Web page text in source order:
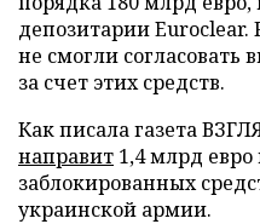
депозитарии Euroclear.
не смогли согласовать
за счет этих средств.
Как писала газета
направит 1,4 млрд
заблокированных
украинской армии.